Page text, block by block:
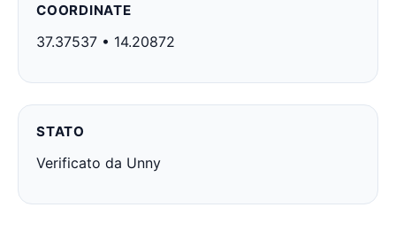
COORDINATE
37.37537 • 14.20872
STATO
Verificato da Unny